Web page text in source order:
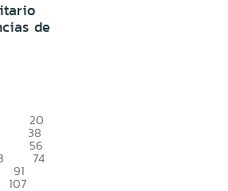
de
20
38
56
74
91
107